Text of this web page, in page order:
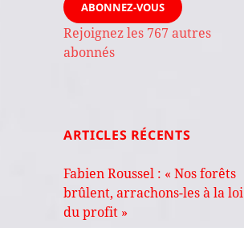
ABONNEZ-VOUS
Rejoignez les 767 autres
abonnés
ARTICLES RÉCENTS
Fabien Roussel : « Nos forêts
brûlent, arrachons-les à la loi
du profit »